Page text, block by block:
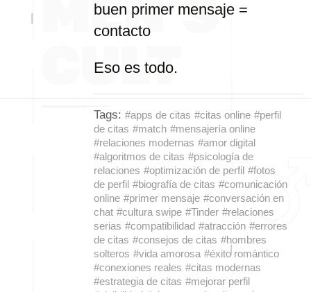
buen primer mensaje =
contacto
Eso es todo.
Tags: #apps de citas #citas online #perfil
de citas #match #mensajería online
#relaciones modernas #amor digital
#algoritmos de citas #psicología de
relaciones #optimización de perfil #fotos
de perfil #biografía de citas #comunicación
online #primer mensaje #conversación en
chat #cultura swipe #Tinder #relaciones
serias #compatibilidad #atracción #errores
de citas #consejos de citas #hombres
solteros #vida amorosa #éxito romántico
#conexiones reales #citas modernas
#estrategia de citas #mejorar perfil